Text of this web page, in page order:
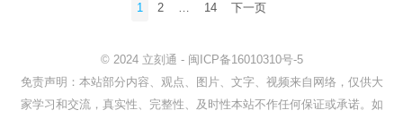
1 2 … 14 下一页
© 2024 立刻通 - 闽ICP备16010310号-5
免责声明：本站部分内容、观点、图片、文字、视频来自网络，仅供大
家学习和交流，真实性、完整性、及时性本站不作任何保证或承诺。如